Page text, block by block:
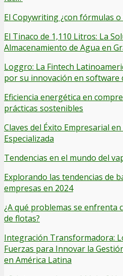
El Copywriting ¿con fórmulas
El Tinaco de 1,110 Litros: La
Almacenamiento de Agua en
Loggro: La Fintech
por su innovación en software
Eficiencia energética en
prácticas sostenibles
Claves del Éxito Empresarial
Especializada
Tendencias en el mundo del
Explorando las tendencias de
empresas en 2024
¿A qué problemas se enfrenta
de flotas?
Integración Transformadora:
Fuerzas para Innovar la
en América Latina